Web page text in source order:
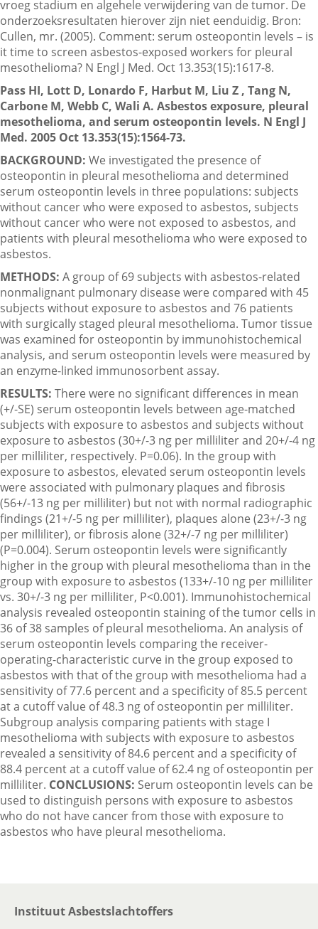
vroeg stadium en algehele verwijdering van de tumor. De
onderzoeksresultaten hierover zijn niet eenduidig. Bron:
Cullen, mr. (2005). Comment: serum osteopontin levels – is
it time to screen asbestos-exposed workers for pleural
mesothelioma? N Engl J Med. Oct 13.353(15):1617-8.
Pass HI, Lott D, Lonardo F, Harbut M, Liu Z , Tang N,
Carbone M, Webb C, Wali A. Asbestos exposure, pleural
mesothelioma, and serum osteopontin levels. N Engl J
Med. 2005 Oct 13.353(15):1564-73.
BACKGROUND: We investigated the presence of
osteopontin in pleural mesothelioma and determined
serum osteopontin levels in three populations: subjects
without cancer who were exposed to asbestos, subjects
without cancer who were not exposed to asbestos, and
patients with pleural mesothelioma who were exposed to
asbestos.
METHODS: A group of 69 subjects with asbestos-related
nonmalignant pulmonary disease were compared with 45
subjects without exposure to asbestos and 76 patients
with surgically staged pleural mesothelioma. Tumor tissue
was examined for osteopontin by immunohistochemical
analysis, and serum osteopontin levels were measured by
an enzyme-linked immunosorbent assay.
RESULTS: There were no significant differences in mean
(+/-SE) serum osteopontin levels between age-matched
subjects with exposure to asbestos and subjects without
exposure to asbestos (30+/-3 ng per milliliter and 20+/-4 ng
per milliliter, respectively. P=0.06). In the group with
exposure to asbestos, elevated serum osteopontin levels
were associated with pulmonary plaques and fibrosis
(56+/-13 ng per milliliter) but not with normal radiographic
findings (21+/-5 ng per milliliter), plaques alone (23+/-3 ng
per milliliter), or fibrosis alone (32+/-7 ng per milliliter)
(P=0.004). Serum osteopontin levels were significantly
higher in the group with pleural mesothelioma than in the
group with exposure to asbestos (133+/-10 ng per milliliter
vs. 30+/-3 ng per milliliter, P<0.001). Immunohistochemical
analysis revealed osteopontin staining of the tumor cells in
36 of 38 samples of pleural mesothelioma. An analysis of
serum osteopontin levels comparing the receiver-
operating-characteristic curve in the group exposed to
asbestos with that of the group with mesothelioma had a
sensitivity of 77.6 percent and a specificity of 85.5 percent
at a cutoff value of 48.3 ng of osteopontin per milliliter.
Subgroup analysis comparing patients with stage I
mesothelioma with subjects with exposure to asbestos
revealed a sensitivity of 84.6 percent and a specificity of
88.4 percent at a cutoff value of 62.4 ng of osteopontin per
milliliter. CONCLUSIONS: Serum osteopontin levels can be
used to distinguish persons with exposure to asbestos
who do not have cancer from those with exposure to
asbestos who have pleural mesothelioma.
Instituut Asbestslachtoffers